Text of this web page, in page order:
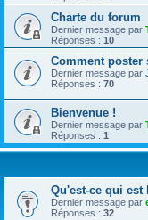
Charte du forum
Dernier message par
Réponses : 10
Comment poster
Dernier message par
Réponses : 70
Bienvenue !
Dernier message par
Réponses : 1
Qu'est-ce qui
Dernier message par
Réponses : 32